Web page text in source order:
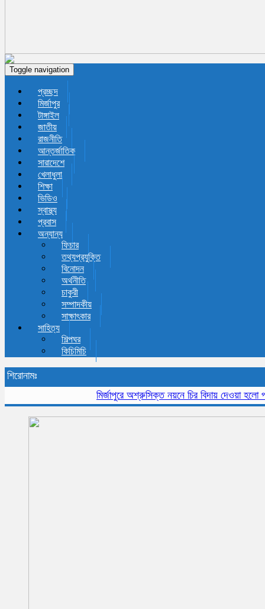
Toggle navigation
প্রচ্ছদ
মির্জাপুর
টাঙ্গাইল
জাতীয়
রাজনীতি
আন্তর্জাতিক
সারাদেশে
খেলাধুলা
শিক্ষা
ভিডিও
স্বাস্থ্য
প্রবাস
অন্যান্য
ফিচার
তথ্যপ্রযুক্তি
বিনোদন
অর্থনীতি
চাকুরী
সম্পাদকীয়
সাক্ষাৎকার
সাহিত্য
শিল্পঘর
কিচিমিচি
শিরোনামঃ
মির্জাপুরে অশ্রুসিক্ত নয়নে চির বিদায় দেওয়া হলো প্রবীন